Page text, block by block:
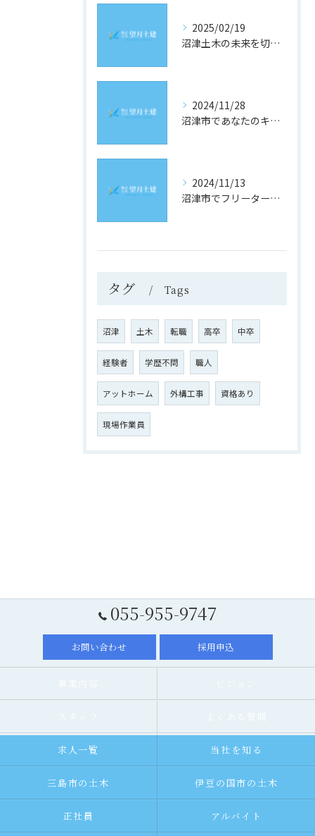
2025/02/19
沼津土木の未来を切り開く！静岡県沼津市での求人情報と採用のヒント
2024/11/28
沼津市であなたのキャリアを築く！土木業界の最新求人情報をチェック
2024/11/13
沼津市でフリーター歓迎！理想の土木求人を見つけるための究極ガイド
タグ Tags
沼津 土木 転職 高卒 中卒
経験者 学歴不問 職人
アットホーム 外構工事 資格あり
現場作業員
055-955-9747
お問い合わせ 採用申込
求人一覧 当社を知る
三島市の土木 伊豆の国市の土木
正社員 アルバイト